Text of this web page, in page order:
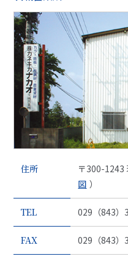
住所 〒300-1243
図 ）
TEL 029（843）
FAX 029（843）